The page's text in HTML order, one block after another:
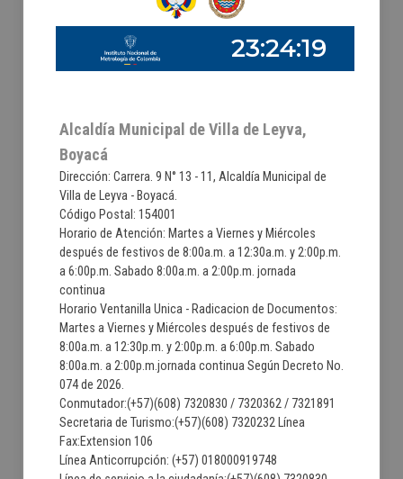
Alcaldía Municipal de Villa de Leyva,
Boyacá
Dirección: Carrera. 9 N° 13 - 11, Alcaldía Municipal de
Villa de Leyva - Boyacá.
Código Postal: 154001
Horario de Atención: Martes a Viernes y Miércoles
después de festivos de 8:00a.m. a 12:30a.m. y 2:00p.m.
a 6:00p.m. Sabado 8:00a.m. a 2:00p.m. jornada
continua
Horario Ventanilla Unica - Radicacion de Documentos:
Martes a Viernes y Miércoles después de festivos de
8:00a.m. a 12:30p.m. y 2:00p.m. a 6:00p.m. Sabado
8:00a.m. a 2:00p.m.jornada continua Según Decreto No.
074 de 2026.
Conmutador:(+57)(608) 7320830 / 7320362 / 7321891
Secretaria de Turismo:(+57)(608) 7320232 Línea
Fax:Extension 106
Línea Anticorrupción: (+57) 018000919748